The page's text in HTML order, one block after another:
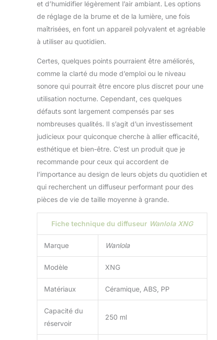
et d’humidifier légèrement l’air ambiant. Les options
de réglage de la brume et de la lumière, une fois
maîtrisées, en font un appareil polyvalent et agréable
à utiliser au quotidien.
Certes, quelques points pourraient être améliorés,
comme la clarté du mode d’emploi ou le niveau
sonore qui pourrait être encore plus discret pour une
utilisation nocturne. Cependant, ces quelques
défauts sont largement compensés par ses
nombreuses qualités. Il s’agit d’un investissement
judicieux pour quiconque cherche à allier efficacité,
esthétique et bien-être. C’est un produit que je
recommande pour ceux qui accordent de
l’importance au design de leurs objets du quotidien et
qui recherchent un diffuseur performant pour des
pièces de vie de taille moyenne à grande.
Fiche technique du diffuseur Wanlola XNG
Marque Wanlola
Modèle XNG
Matériaux Céramique, ABS, PP
Capacité du
réservoir
250 ml